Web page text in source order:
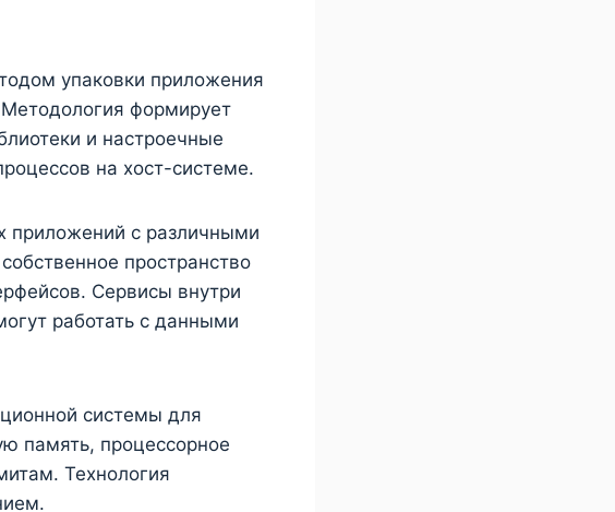
упаковки приложения
формирует
и настроечные
на хост-системе.
приложений с различными
пространство
Сервисы внутри
работать с данными
системы для
память, процессорное
Технология